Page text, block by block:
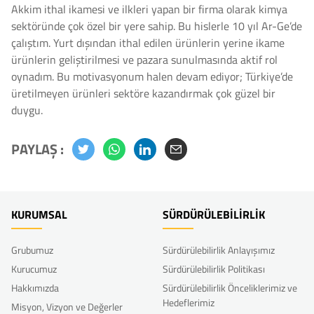
Akkim ithal ikamesi ve ilkleri yapan bir firma olarak kimya
sektöründe çok özel bir yere sahip. Bu hislerle 10 yıl Ar-Ge’de
çalıştım. Yurt dışından ithal edilen ürünlerin yerine ikame
ürünlerin geliştirilmesi ve pazara sunulmasında aktif rol
oynadım. Bu motivasyonum halen devam ediyor; Türkiye’de
üretilmeyen ürünleri sektöre kazandırmak çok güzel bir
duygu.
PAYLAŞ :
KURUMSAL
Grubumuz
Kurucumuz
Hakkımızda
Misyon, Vizyon ve Değerler
SÜRDÜRÜLEBİLİRLİK
Sürdürülebilirlik Anlayışımız
Sürdürülebilirlik Politikası
Sürdürülebilirlik Önceliklerimiz ve
Hedeflerimiz